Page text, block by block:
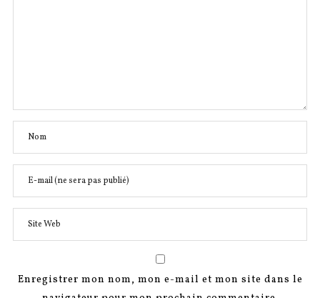
Enregistrer mon nom, mon e-mail et mon site dans le